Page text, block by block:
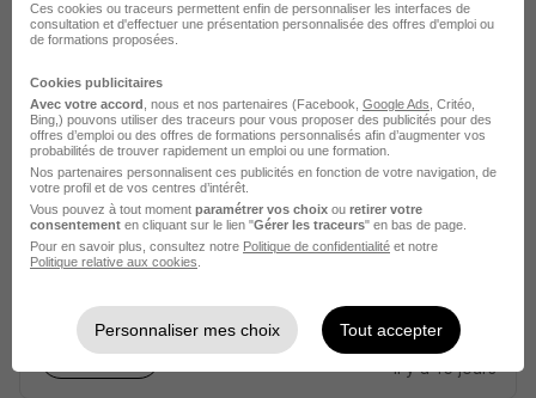
Accompagnant·e Educatif et Social -
Moniteur Educateur H/F
Groupe SOS
Voir l’offre
il y a 15 jours
Ces cookies ou traceurs permettent enfin de personnaliser les interfaces de
consultation et d'effectuer une présentation personnalisée des offres d'emploi ou
de formations proposées.
Cookies publicitaires
Avec votre accord , nous et nos partenaires (Facebook, Google Ads , Critéo,
Bing,) pouvons utiliser des traceurs pour vous proposer des publicités pour des
offres d’emploi ou des offres de formations personnalisés afin d’augmenter vos
probabilités de trouver rapidement un emploi ou une formation.
Nos partenaires personnalisent ces publicités en fonction de votre navigation, de
votre profil et de vos centres d’intérêt.
Vous pouvez à tout moment paramétrer vos choix ou retirer votre
consentement en cliquant sur le lien "Gérer les traceurs" en bas de page.
Pour en savoir plus, consultez notre Politique de confidentialité et notre
Politique relative aux cookies
Personnaliser mes choix Tout accepter